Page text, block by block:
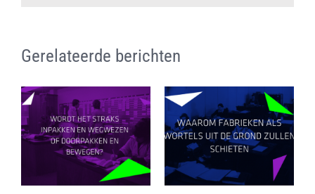
Gerelateerde berichten